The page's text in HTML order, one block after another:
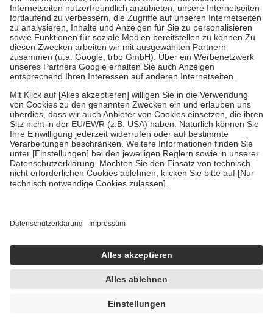
Kosten der Leistung zu entrichten.
Diese Regeln gelten grundsätzlich auch für Online-Apotheken.
Bei Heilmitteln und häuslicher Krankenpflege beträgt die
Zuzahlung zehn Prozent der Kosten sowie zehn Euro je
Verordnung.
Um das Engagement der Versicherten für ihre eigene Gesundheit zu
stärken und die besondere Stellung der Familie zu unterstützen,
fallenkeine Zuzahlungenan bei:
• Kindern und Jugendlichen bis zum vollendeten 18. Lebensjahr
mit Ausnahme der Fahrkosten
• Untersuchungen zur Vorsorge und Früherkennung, die von der
GKV getragen werden
• empfohlenen Schutzimpfungen
• Harn- und Blutteststreifen
getroffen, um sicherzustellen, dass es sich um echte Bewertungen
https://help.etrusted.com/hc/de/articles/4419944605341
Einige Bilder und Inhalte wurden unter Zuhilfenahme künstlicher